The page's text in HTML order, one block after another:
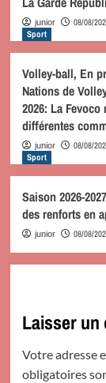
junior 08/08/
Sport
Volley-ball, En
Nations de
2026: La
différentes
junior 08/08/
Sport
Saison 2026-
des renforts en
junior 08/08/
Laisser
Votre adresse
obligatoires